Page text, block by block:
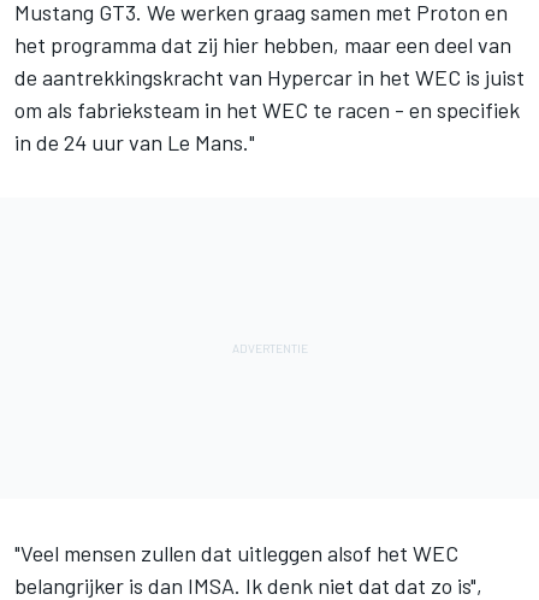
Mustang GT3. We werken graag samen met Proton en
het programma dat zij hier hebben, maar een deel van
de aantrekkingskracht van Hypercar in het WEC is juist
om als fabrieksteam in het WEC te racen - en specifiek
in de 24 uur van Le Mans."
"Veel mensen zullen dat uitleggen alsof het WEC
belangrijker is dan IMSA. Ik denk niet dat dat zo is",